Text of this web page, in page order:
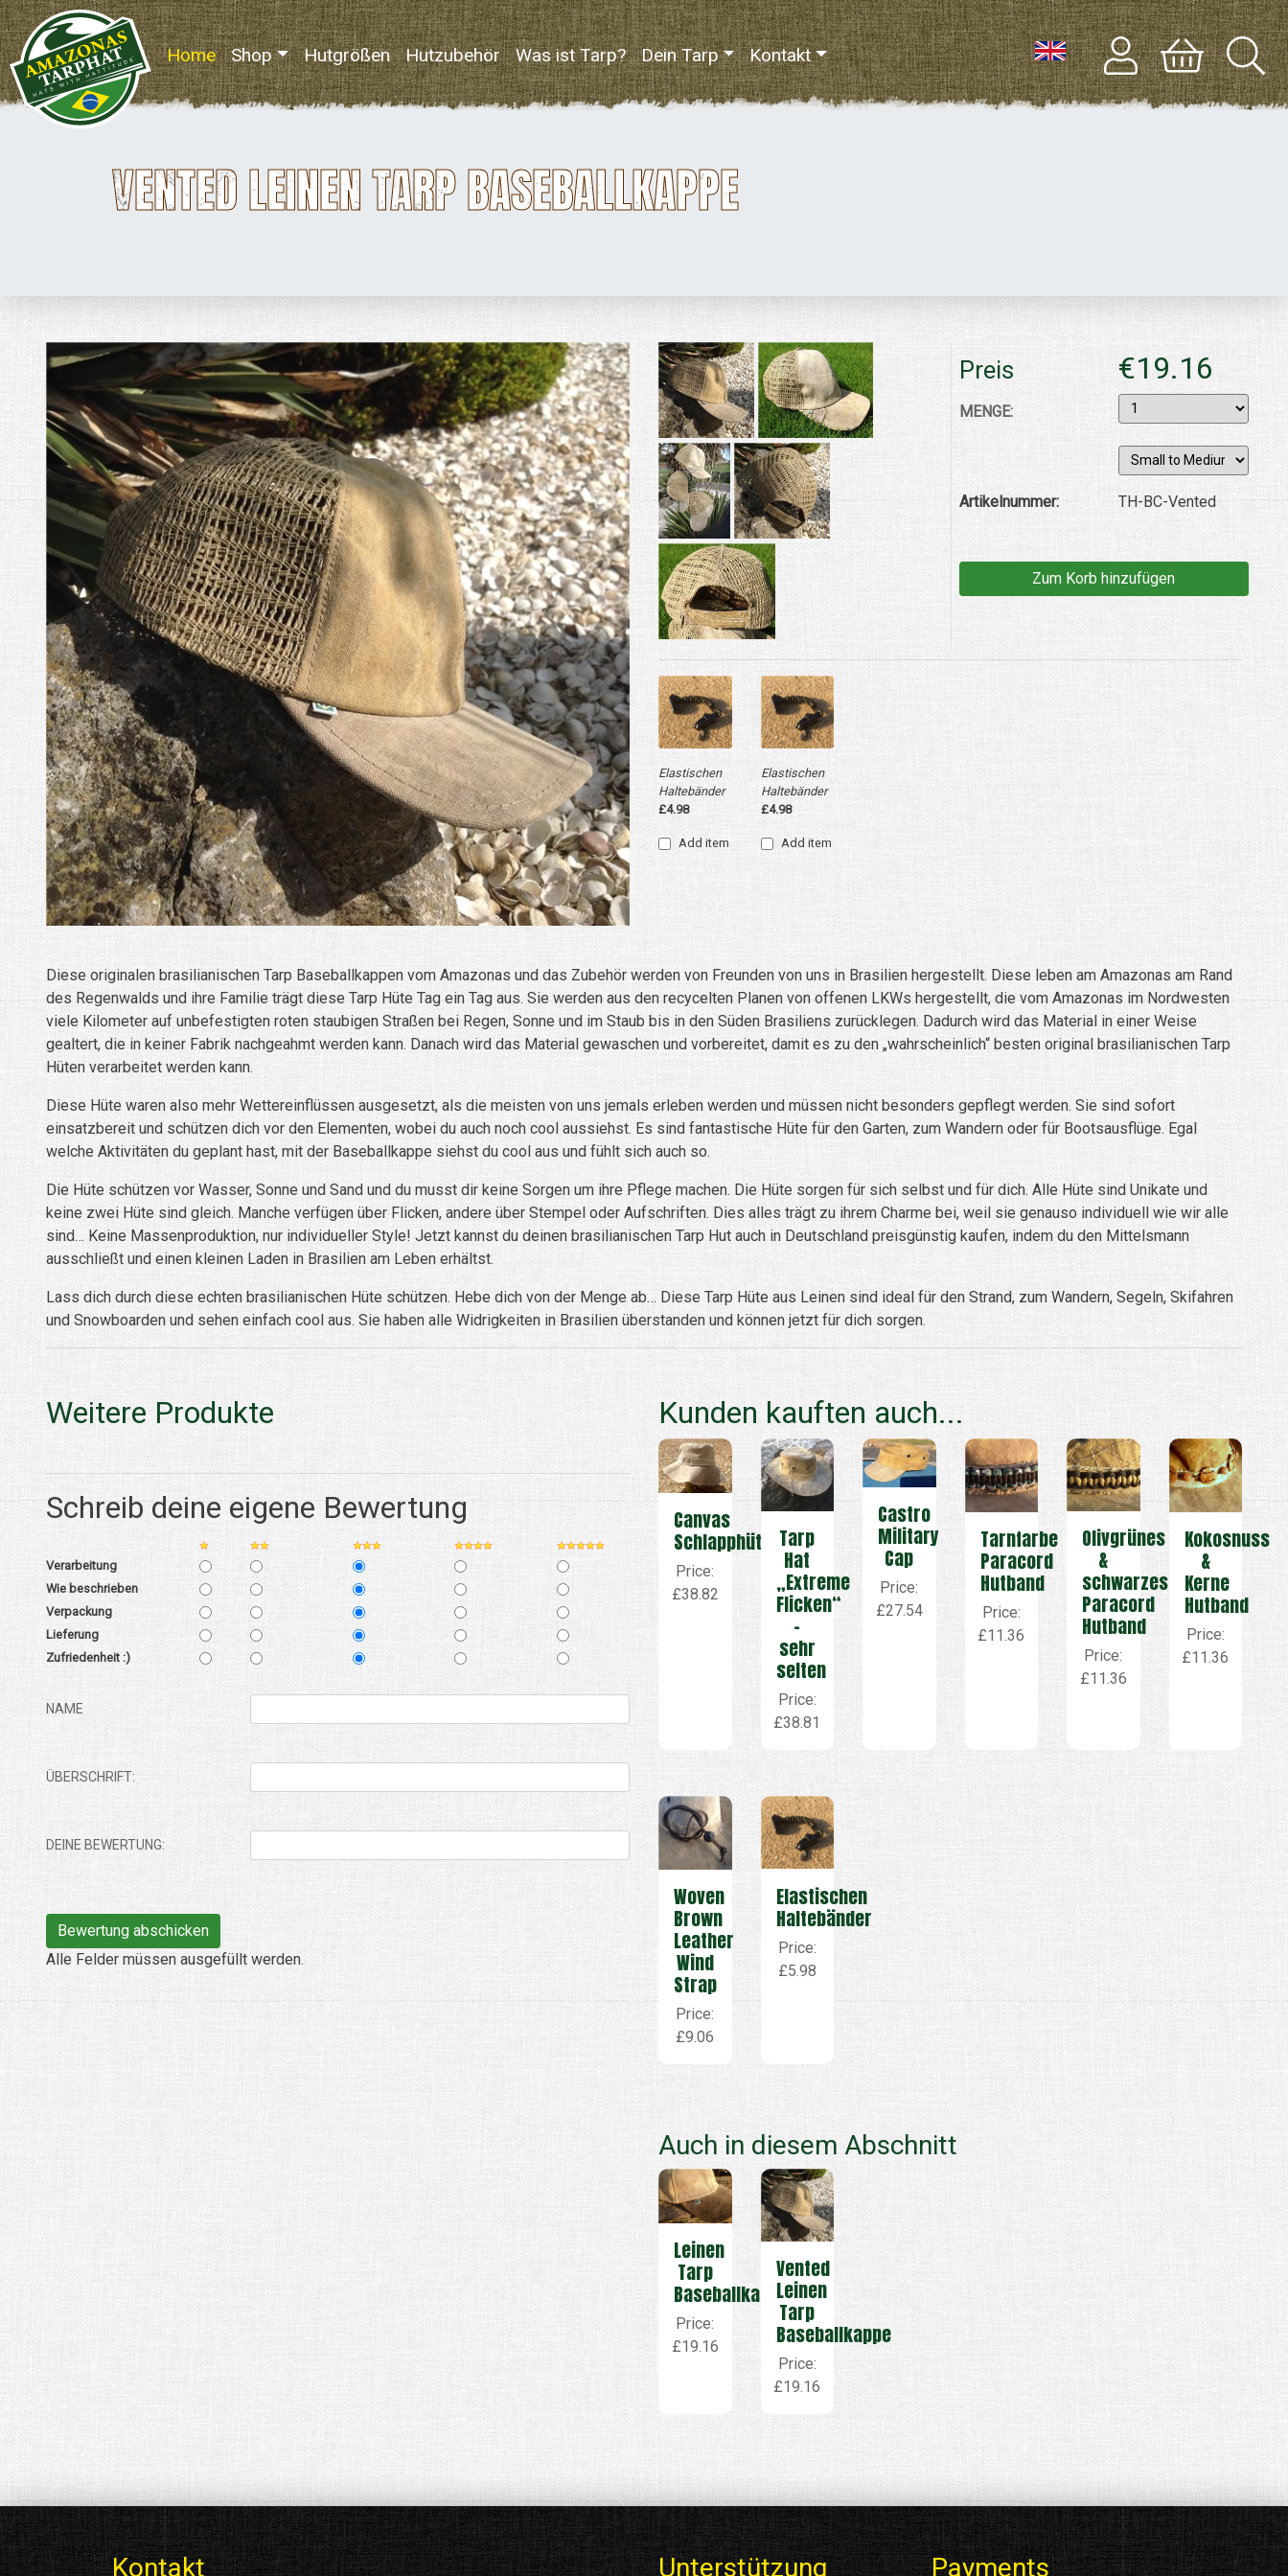
Home(current)
Shop Hutgrößen Hutzubehör Was ist Tarp? Dein Tarp Kontakt
VENTED LEINEN TARP BASEBALLKAPPE
Preis €19.16
MENGE:
Artikelnummer: TH-BC-Vented
Elastischen
Haltebänder
£4.98
Add item
Elastischen
Haltebänder
£4.98
Add item
Diese originalen brasilianischen Tarp Baseballkappen vom Amazonas und das Zubehör werden von Freunden von uns in Brasilien hergestellt. Diese leben am Amazonas am Rand
des Regenwalds und ihre Familie trägt diese Tarp Hüte Tag ein Tag aus. Sie werden aus den recycelten Planen von offenen LKWs hergestellt, die vom Amazonas im Nordwesten
viele Kilometer auf unbefestigten roten staubigen Straßen bei Regen, Sonne und im Staub bis in den Süden Brasiliens zurücklegen. Dadurch wird das Material in einer Weise
gealtert, die in keiner Fabrik nachgeahmt werden kann. Danach wird das Material gewaschen und vorbereitet, damit es zu den „wahrscheinlich“ besten original brasilianischen Tarp
Hüten verarbeitet werden kann.
Diese Hüte waren also mehr Wettereinflüssen ausgesetzt, als die meisten von uns jemals erleben werden und müssen nicht besonders gepflegt werden. Sie sind sofort
einsatzbereit und schützen dich vor den Elementen, wobei du auch noch cool aussiehst. Es sind fantastische Hüte für den Garten, zum Wandern oder für Bootsausflüge. Egal
welche Aktivitäten du geplant hast, mit der Baseballkappe siehst du cool aus und fühlt sich auch so.
Die Hüte schützen vor Wasser, Sonne und Sand und du musst dir keine Sorgen um ihre Pflege machen. Die Hüte sorgen für sich selbst und für dich. Alle Hüte sind Unikate und
keine zwei Hüte sind gleich. Manche verfügen über Flicken, andere über Stempel oder Aufschriften. Dies alles trägt zu ihrem Charme bei, weil sie genauso individuell wie wir alle
sind… Keine Massenproduktion, nur individueller Style! Jetzt kannst du deinen brasilianischen Tarp Hut auch in Deutschland preisgünstig kaufen, indem du den Mittelsmann
ausschließt und einen kleinen Laden in Brasilien am Leben erhältst.
Lass dich durch diese echten brasilianischen Hüte schützen. Hebe dich von der Menge ab… Diese Tarp Hüte aus Leinen sind ideal für den Strand, zum Wandern, Segeln, Skifahren
und Snowboarden und sehen einfach cool aus. Sie haben alle Widrigkeiten in Brasilien überstanden und können jetzt für dich sorgen.
Weitere Produkte
Schreib deine eigene Bewertung
Verarbeitung
Wie beschrieben
Verpackung
Lieferung
Zufriedenheit :)
NAME
ÜBERSCHRIFT:
DEINE BEWERTUNG:
Alle Felder müssen ausgefüllt werden.
Kunden kauften auch...
Canvas
Schlapphüte
Price:
£38.82
Tarp
Hat
„Extreme
Flicken“
–
sehr
selten
Price:
£38.81
Castro
Military
Cap
Price:
£27.54
Tarnfarbe
Paracord
Hutband
Price:
£11.36
Olivgrünes
&
schwarzes
Paracord
Hutband
Price:
£11.36
Kokosnuss
&
Kerne
Hutband
Price:
£11.36
Woven
Brown
Leather
Wind
Strap
Price:
£9.06
Elastischen
Haltebänder
Price:
£5.98
Auch in diesem Abschnitt
Leinen
Tarp
Baseballkappe
Price:
£19.16
Vented
Leinen
Tarp
Baseballkappe
Price:
£19.16
Kontakt Unterstützung Payments